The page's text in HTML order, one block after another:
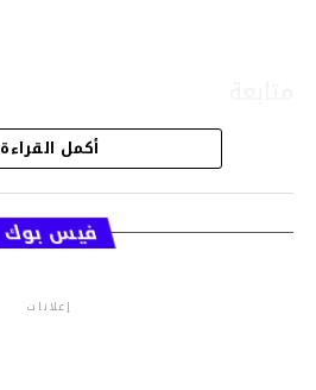
قسم الاخبار
أكمل القراءة
فيس بوك
إعلانات